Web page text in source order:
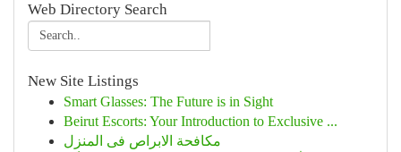
Web Directory Search
New Site Listings
Smart Glasses: The Future is in Sight
Beirut Escorts: Your Introduction to Exclusive ...
مكافحة الابراص فى المنزل